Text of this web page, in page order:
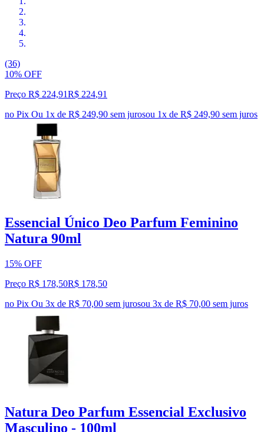
(36)
10% OFF
Preço R$ 224,91R$ 224,91
no Pix Ou 1x de R$ 249,90 sem jurosou 1x de R$ 249,90 sem juros
Essencial Único Deo Parfum Feminino
Natura 90ml
15% OFF
Preço R$ 178,50R$ 178,50
no Pix Ou 3x de R$ 70,00 sem jurosou 3x de R$ 70,00 sem juros
Natura Deo Parfum Essencial Exclusivo
Masculino - 100ml